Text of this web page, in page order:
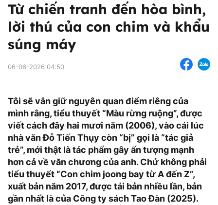
Từ chiến tranh đến hòa bình,
lời thú của con chim và khẩu
súng máy
06-06-2026 04:50
Tôi sẽ vẫn giữ nguyên quan điểm riêng của
mình rằng, tiểu thuyết “Màu rừng ruộng”, được
viết cách đây hai mươi năm (2006), vào cái lúc
nhà văn Đỗ Tiến Thụy còn “bị” gọi là “tác giả
trẻ”, mới thật là tác phẩm gây ấn tượng mạnh
hơn cả về văn chương của anh. Chứ không phải
tiểu thuyết “Con chim joong bay từ A đến Z”,
xuất bản năm 2017, được tái bản nhiều lần, bản
gần nhất là của Công ty sách Tao Đàn (2025).